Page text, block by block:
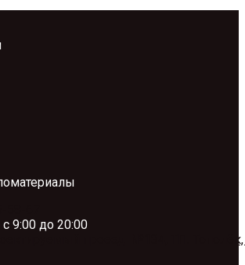
9:00 до 20:00
проезд №134, ТП.